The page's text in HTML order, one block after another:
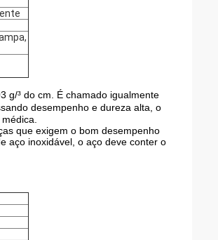
g/³ do cm. É chamado igualmente
desempenho e dureza alta, o
que exigem o bom desempenho
aço inoxidável, o aço deve conter o